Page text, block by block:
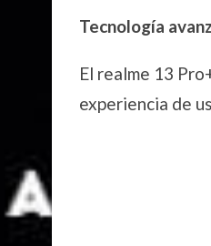
Tecnología
El realme 13
experiencia de